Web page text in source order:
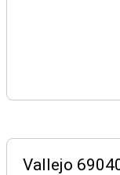
Vallejo